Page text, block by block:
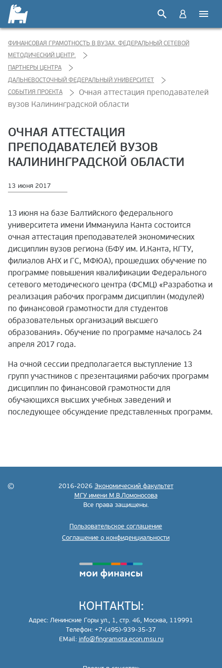
ФИНАНСОВАЯ ГРАМОТНОСТЬ В ВУЗАХ. ФЕДЕРАЛЬНЫЙ СЕТЕВОЙ
МЕТОДИЧЕСКИЙ ЦЕНТР.
ПАРТНЕРЫ ЦЕНТРА
ДАЛЬНЕВОСТОЧНЫЙ ФЕДЕРАЛЬНЫЙ УНИВЕРСИТЕТ
СОБЫТИЯ ПРОЕКТА
Очная аттестация преподавателей
вузов Калининградской области
ОЧНАЯ АТТЕСТАЦИЯ
ПРЕПОДАВАТЕЛЕЙ ВУЗОВ
КАЛИНИНГРАДСКОЙ ОБЛАСТИ
13 июня 2017
13 июня на базе Балтийского федерального
университета имени Иммануила Канта состоится
очная аттестация преподавателей экономических
дисциплин вузов региона (БФУ им. И.Канта, КГТУ,
филиалов АНХ и ГС, МФЮА), прошедших обучение по
программе повышения квалификации Федерального
сетевого методического центра (ФСМЦ) «Разработка и
реализация рабочих программ дисциплин (модулей)
по финансовой грамотности для студентов
образовательных организаций высшего
образования». Обучение по программе началось 24
апреля 2017 года.
На очной сессии предполагается выступление 13
групп участников с презентациями рабочих программ
дисциплин по финансовой грамотности для
обучающихся высших учебных заведений и
последующее обсуждение представленных программ.
2016-2026 Экономический факультет
МГУ имени М.В.Ломоносова
Все права защищены.
Пользовательское соглашение
Соглашение о конфиденциальности
КОНТАКТЫ:
Адрес: Ленинские Горы ул., 1, стр. 46, Москва, 119991
Телефон: +7-(495)-939-35-37
EMail: info@fingramota.econ.msu.ru